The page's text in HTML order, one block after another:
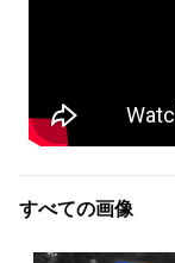
すべての画像